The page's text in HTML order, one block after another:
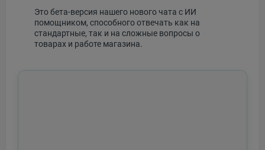
Это бета-версия нашего нового чата с ИИ
помощником, способного отвечать как на
стандартные, так и на сложные вопросы о
товарах и работе магазина.